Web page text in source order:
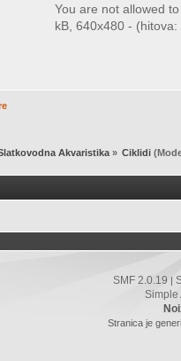
You are not allowed
kB, 640x480 - (hitova:
Akvaristika» Ciklidi
SMF 2.0.19 |
Simple
Stranica je